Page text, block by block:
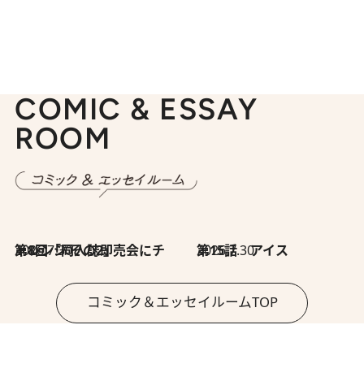
COMIC & ESSAY
ROOM
2026.7.30
第8回「同人誌即売会にチャレンジ その2」 2026.7.30
第15話 アイス
コミック＆エッセイルームTOP